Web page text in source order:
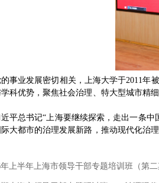
事业发展密切相关，上海大学于2011年
科优势，聚焦社会治理、特大型城市精
平总书记“上海要继续探索，走出一条
大都市的治理发展新路，推动现代化治
上半年上海市领导干部专题培训班（第